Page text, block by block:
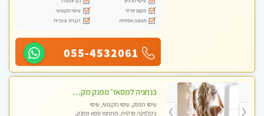
מקום פרטי
עיסוי מקצועי
תמונה אמיתית
דוברת עיברית
055-4532061
בנתניה למסאז' מפנק מקצועי מרגיע ומשחרר את כל הגוף!- ללא מין!
עיסוי מפנק, עיסוי מקצועי, עיסוי
בקלניקה פרטית, מתחמי ספא מפנק,